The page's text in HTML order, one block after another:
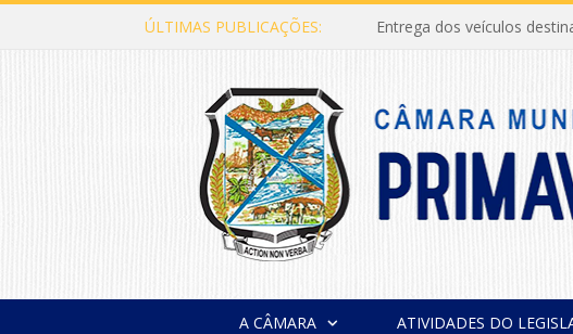
ÚLTIMAS PUBLICAÇÕES: Entrega dos veículos
A CÂMARA ATIVIDADES DO